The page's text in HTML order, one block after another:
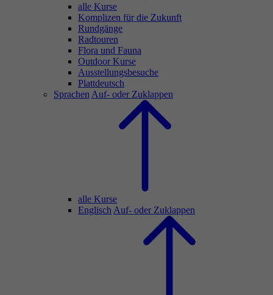
alle Kurse
Komplizen für die Zukunft
Rundgänge
Radtouren
Flora und Fauna
Outdoor Kurse
Ausstellungsbesuche
Plattdeutsch
Sprachen Auf- oder Zuklappen
alle Kurse
Englisch Auf- oder Zuklappen